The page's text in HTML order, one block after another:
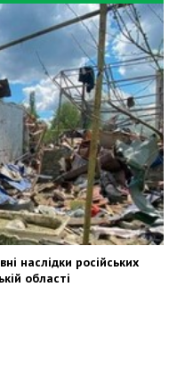
наслідки російських
області